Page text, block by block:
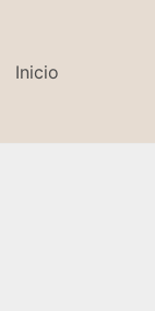
Inicio